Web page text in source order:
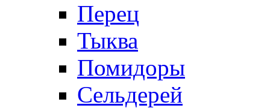
Перец
Тыква
Помидоры
Сельдерей